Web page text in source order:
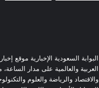
البوابة السعودية الإخبارية موقع
العربية والعالمية على مدار
والاقتصاد والرياضة والعلوم